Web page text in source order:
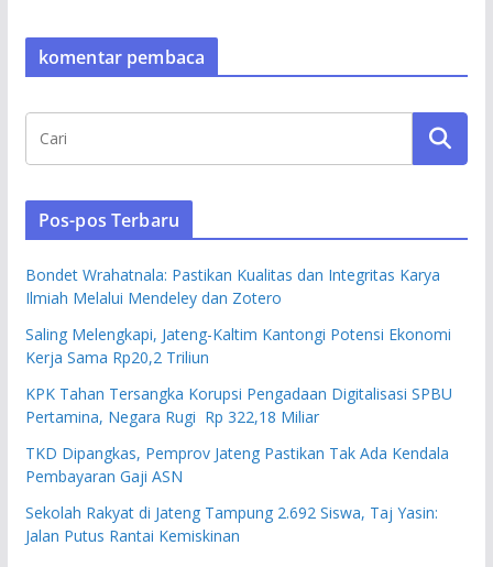
komentar pembaca
Pos-pos Terbaru
Bondet Wrahatnala: Pastikan Kualitas dan Integritas Karya
Ilmiah Melalui Mendeley dan Zotero
Saling Melengkapi, Jateng-Kaltim Kantongi Potensi Ekonomi
Kerja Sama Rp20,2 Triliun
KPK Tahan Tersangka Korupsi Pengadaan Digitalisasi SPBU
Pertamina, Negara Rugi Rp 322,18 Miliar
TKD Dipangkas, Pemprov Jateng Pastikan Tak Ada Kendala
Pembayaran Gaji ASN
Sekolah Rakyat di Jateng Tampung 2.692 Siswa, Taj Yasin:
Jalan Putus Rantai Kemiskinan